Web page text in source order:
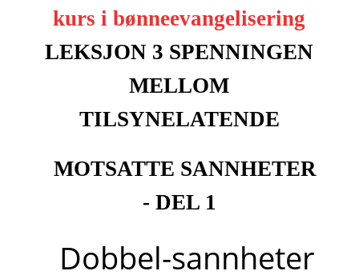
kurs i bønneevangelisering
LEKSJON 3 SPENNINGEN
MELLOM
TILSYNELATENDE
MOTSATTE SANNHETER
- DEL 1
Dobbel-sannheter